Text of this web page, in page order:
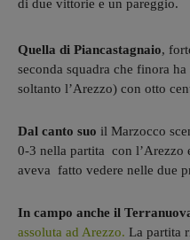
di due vittorie e un pareggio.
Quella di Piancastagnaio,
seconda squadra che finora ha
soltanto l’Arezzo) con otto
Dal canto suo il Marzocco
0-3 nella partita con l’Arezzo
aveva fatto vedere nelle due
In campo anche il
assoluta ad Arezzo. La partita